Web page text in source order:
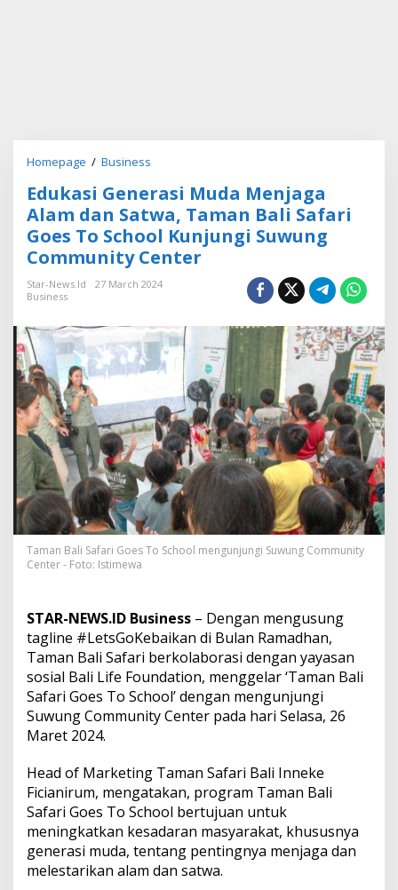
Homepage / Business
u
k
a
s
i
e
r
s
M
u
d
a
M
e
n
j
a
g
a
m
d
a
n
a
t
,
T
a
m
a
n
B
a
Edukasi Generasi Muda Menjaga
Alam dan Satwa, Taman Bali Safari
Goes To School Kunjungi Suwung
Community Center
Star-News.id
27 March 2024
Business
Taman Bali Safari Goes To School mengunjungi Suwung Community
Center - Foto: Istimewa
STAR-NEWS.ID Business – Dengan mengusung
tagline #LetsGoKebaikan di Bulan Ramadhan,
Taman Bali Safari berkolaborasi dengan yayasan
sosial Bali Life Foundation, menggelar ‘Taman Bali
Safari Goes To School’ dengan mengunjungi
Suwung Community Center pada hari Selasa, 26
Maret 2024.
Head of Marketing Taman Safari Bali Inneke
Ficianirum, mengatakan, program Taman Bali
Safari Goes To School bertujuan untuk
meningkatkan kesadaran masyarakat, khususnya
generasi muda, tentang pentingnya menjaga dan
melestarikan alam dan satwa.